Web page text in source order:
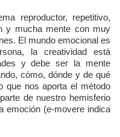
reproductor, repetitivo,
y mucha mente con muy
El mundo emocional es
la creatividad está
y debe ser la mente
cómo, dónde y de qué
que nos aporta el método
de nuestro hemisferio
emoción (e-movere indica